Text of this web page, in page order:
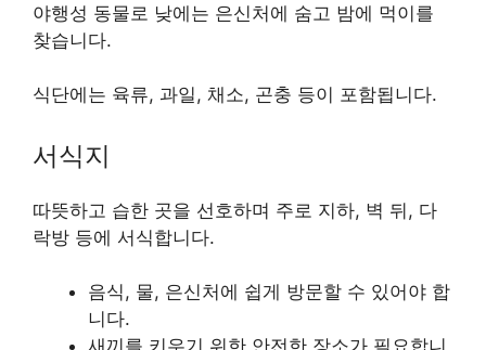
야행성 동물로 낮에는 은신처에 숨고 밤에 먹이를
찾습니다.
식단에는 육류, 과일, 채소, 곤충 등이 포함됩니다.
서식지
따뜻하고 습한 곳을 선호하며 주로 지하, 벽 뒤, 다
락방 등에 서식합니다.
음식, 물, 은신처에 쉽게 방문할 수 있어야 합
니다.
새끼를 키우기 위한 안전한 장소가 필요합니